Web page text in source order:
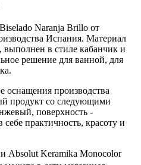
Naranja Brillo от
Испания. Материал
в стиле кабанчик и
решение для ванной, для
оснащения производства
продукт со следующими
поверхность -
себе практичность, красоту и
Absolut Keramika Monocolor